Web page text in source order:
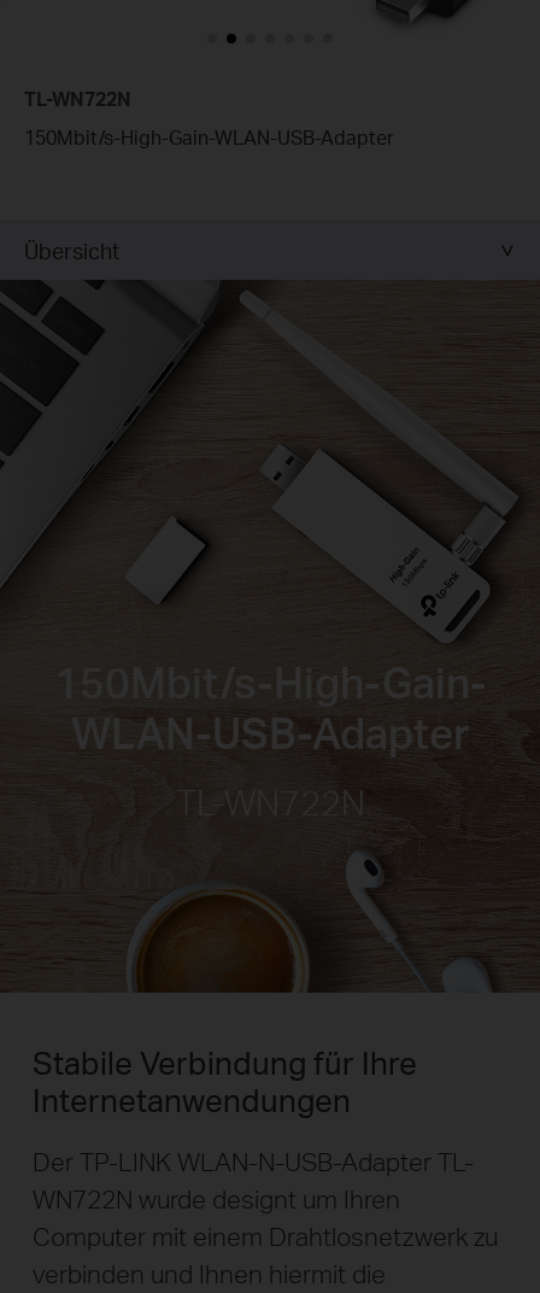
TL-WN722N
150Mbit/s-High-Gain-WLAN-USB-Adapter
Übersicht
150Mbit/s-High-Gain-
WLAN-USB-Adapter
TL-WN722N
Stabile Verbindung für Ihre
Internetanwendungen
Der TP-LINK WLAN-N-USB-Adapter TL-
WN722N wurde designt um Ihren
Computer mit einem Drahtlosnetzwerk zu
verbinden und Ihnen hiermit die